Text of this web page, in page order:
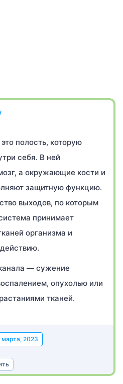
полость, которую
себя. В ней
а окружающие кости и
защитную функцию.
выходов, по которым
принимает
организма и
— сужение
опухолью или
тканей.
марта, 2023